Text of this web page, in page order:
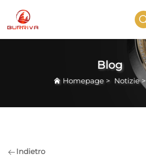
Blog
Homepage> Notizie>
Indietro